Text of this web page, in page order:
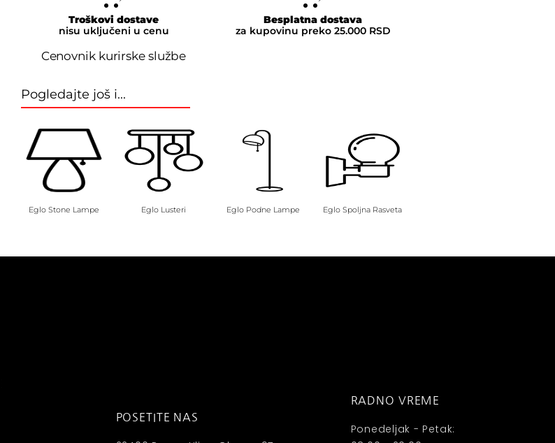
Troškovi dostave
nisu uključeni u cenu
Cenovnik kurirske službe
Besplatna dostava
za kupovinu preko 25.000 RSD
Pogledajte još i...
Eglo Stone Lampe Eglo Lusteri Eglo Podne Lampe Eglo Spoljna Rasveta
POSETITE NAS
RADNO VREME
Ponedeljak - Petak: